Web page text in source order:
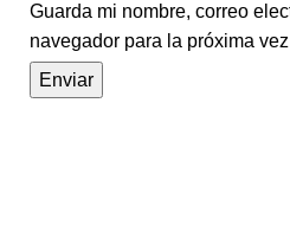
Guarda mi nombre, correo
navegador para la próxima